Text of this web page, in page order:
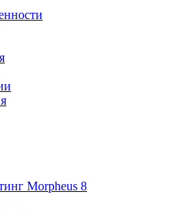
Morpheus 8